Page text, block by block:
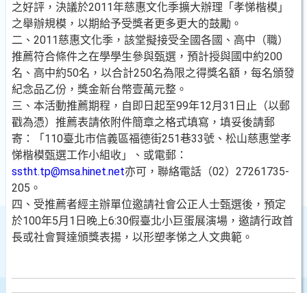
之好評，決議於2011年慈惠文化季擴大辦理「孝悌楷模」
之舉辦規模，以期給予受獎者更多更大的鼓勵。
二、2011慈惠文化季，該堂擬接受全國各國、高中（職）
推薦符合條件之在學學生參與甄選，預計授與國中約200
名、高中約50名，以合計250名為限之得獎名額，每名頒發
紀念品乙份，獎金新台幣壹萬元整。
三、本活動推薦期程，自即日起至99年12月31日止（以郵
戳為憑）推薦表請依附件簡章之格式填寫，填妥後請郵
寄：「110臺北市信義區福德街251巷33號、松山慈惠堂孝
悌楷模甄選工作小組收」、或電郵：
sstht.tp@msa.hinet.net亦可，聯絡電話（02）27261735-
205。
四、受推薦者經主辦單位邀請社會公正人士甄選後，預定
於100年5月1日晚上6:30假臺北小巨蛋展演場，邀請行政首
長或社會賢達頒獎表揚，以形塑孝悌之人文典範。